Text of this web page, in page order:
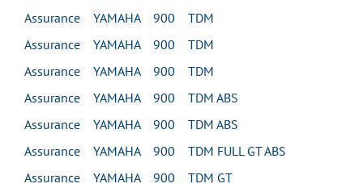
Assurance YAMAHA 900 TDM
Assurance YAMAHA 900 TDM
Assurance YAMAHA 900 TDM
Assurance YAMAHA 900 TDM ABS
Assurance YAMAHA 900 TDM ABS
Assurance YAMAHA 900 TDM FULL GT ABS
Assurance YAMAHA 900 TDM GT